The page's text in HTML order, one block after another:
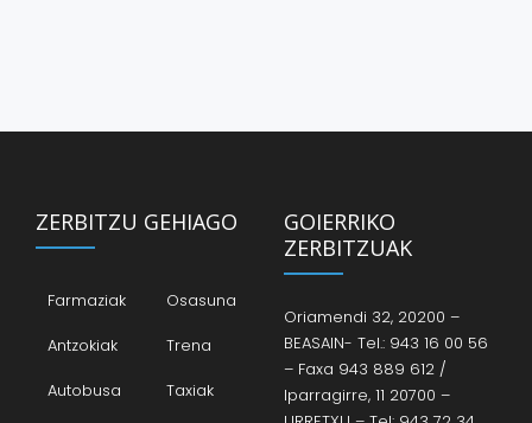
ZERBITZU GEHIAGO
Farmaziak
Osasuna
Antzokiak
Trena
Autobusa
Taxiak
GOIERRIKO
ZERBITZUAK
Oriamendi 32, 20200 –
BEASAIN- Tel.: 943 16 00 56
– Faxa 943 889 612 /
Iparragirre, 11 20700 –